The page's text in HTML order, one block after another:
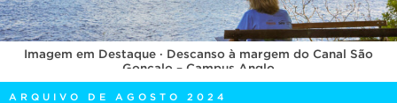
INTERNACIONAL
OUVIDORIA
PORTARIAS
Imagem em Destaque · Descanso à margem do Canal São
Gonçalo – Campus Anglo
ARQUIVO DE AGOSTO 2024